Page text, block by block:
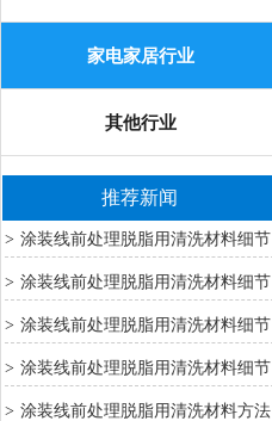
家电家居行业
其他行业
推荐新闻
> 涂装线前处理脱脂用清洗材料细节
7> 涂装线前处理脱脂用清洗材料细节
6> 涂装线前处理脱脂用清洗材料细节
4> 涂装线前处理脱脂用清洗材料细节
3> 涂装线前处理脱脂用清洗材料方法